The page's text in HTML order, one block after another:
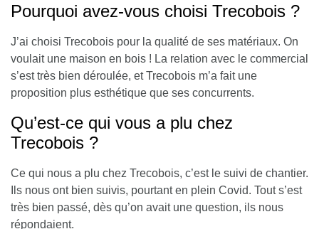
Pourquoi avez-vous choisi Trecobois ?
J’ai choisi Trecobois pour la qualité de ses matériaux. On
voulait une maison en bois ! La relation avec le commercial
s’est très bien déroulée, et Trecobois m’a fait une
proposition plus esthétique que ses concurrents.
Qu’est-ce qui vous a plu chez
Trecobois ?
Ce qui nous a plu chez Trecobois, c’est le suivi de chantier.
Ils nous ont bien suivis, pourtant en plein Covid. Tout s’est
très bien passé, dès qu’on avait une question, ils nous
répondaient.